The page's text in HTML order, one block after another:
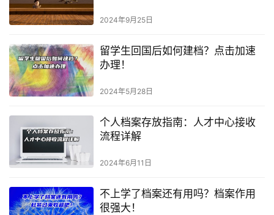
2024年9月25日
留学生回国后如何建档？点击加速
办理！
2024年5月28日
个人档案存放指南：人才中心接收
流程详解
2024年6月11日
不上学了档案还有用吗？档案作用
很强大！